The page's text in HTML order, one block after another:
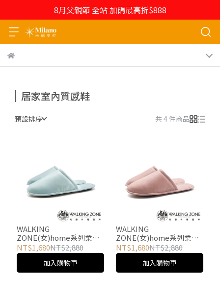
8月父親節 全站 加碼最高折$888
居家室內質感鞋
預設排序 共 4 件商品
WALKING
ZONE(女)home系列柔軟
紓壓室內拖鞋 女鞋-淺綠色
NT$1,680NT$2,880
加入購物車
WALKING
ZONE(女)home系列柔軟
紓壓室內拖鞋 女鞋-裸粉色
NT$1,680NT$2,880
加入購物車